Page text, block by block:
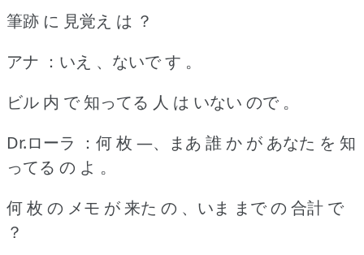
筆跡 に 見覚え は ？
アナ ：いえ 、ないで す 。
ビル 内 で 知ってる 人 は いない ので 。
Dr.ローラ ：何 枚 ―、まあ 誰 か が あなた を 知
ってる の よ 。
何 枚 の メモ が 来た の 、いま まで の 合計 で
？